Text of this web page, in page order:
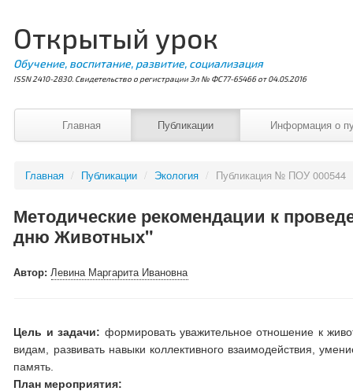
Открытый урок
Обучение, воспитание, развитие, социализация
ISSN 2410-2830. Свидетельство о регистрации Эл № ФС77-65466 от 04.05.2016
Главная Публикации Информация о
Главная / Публикации / Экология / Публикация № ПОУ 000544
Методические рекомендации к
дню Животных"
Автор:Левина Маргарита Ивановна
Цель и задачи: формировать уважительное отношение к
видам, развивать навыки коллективного взаимодействия,
память.
План мероприятия: